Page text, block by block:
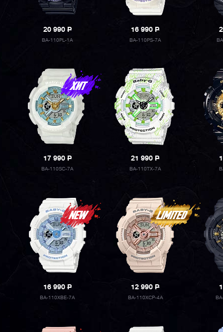
20 990P
BA-110PL-1A
16 990P
BA-110PS-7A
17 990P
BA-110SC-7A
21 990P
BA-110TX-7A
16 990P
BA-110XBE-7A
12 990P
BA-110XCP-4A